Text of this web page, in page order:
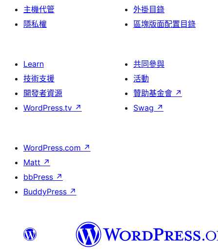
主機代管
隱私權
外掛目錄
區塊版面配置目錄
Learn
技術支援
開發者資源
WordPress.tv ↗
共同參與
活動
贊助基金會 ↗
Swag ↗
WordPress.com ↗
Matt ↗
bbPress ↗
BuddyPress ↗